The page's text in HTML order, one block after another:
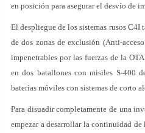
en posición para asegurar el desvío de
El despliegue de los sistemas rusos
de dos zonas de exclusión (Anti-
impenetrables por las fuerzas de la
en dos batallones con misiles S-400
baterías móviles con sistemas de corto
Para disuadir completamente de una
empezar a desarrollar la continuidad